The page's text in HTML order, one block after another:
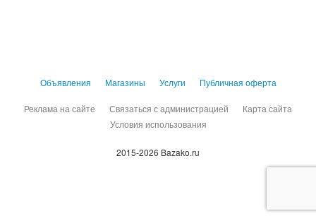
Объявления Магазины Услуги Публичная оферта
Реклама на сайте Связаться с администрацией
Карта сайта
Условия использования
2015-2026 Bazako.ru